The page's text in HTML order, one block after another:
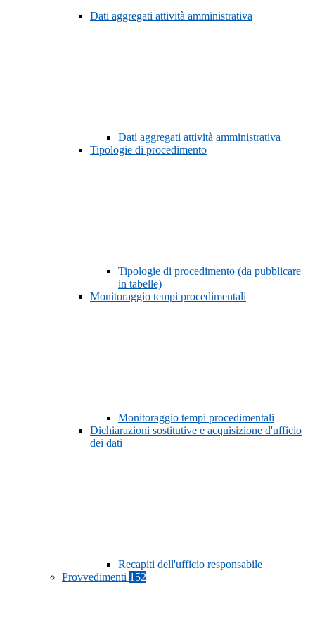
Dati aggregati attività amministrativa
Dati aggregati attività amministrativa
Tipologie di procedimento
Tipologie di procedimento (da pubblicare
in tabelle)
Monitoraggio tempi procedimentali
Monitoraggio tempi procedimentali
Dichiarazioni sostitutive e acquisizione d'ufficio
dei dati
Recapiti dell'ufficio responsabile
Provvedimenti 152